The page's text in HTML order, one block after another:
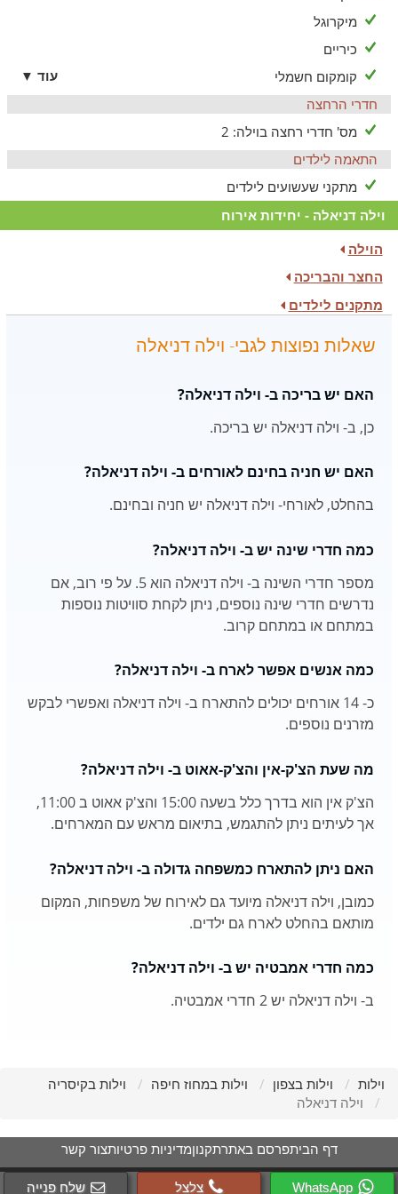
מטיילים באזור ומשדרגים את החופשה
בקרבת הוילה שלל אטרקציות לכל המשפחה:
אמפי קיסריה
ארמון האוליגרך
פארק רמת הנדיב
רצועת חוף מהממת
סיורי יקבים, מוזיאונים וגלריות אמנות בזכרון יעקב
טיולי טרקטורונים בשטח
ועוד...
מיקרוגל
כיריים
קומקום חשמלי
עוד ▼
חדרי הרחצה
מס' חדרי רחצה בוילה: 2
התאמה לילדים
מתקני שעשועים לילדים
וילה דניאלה - יחידות אירוח
הוילה
החצר והבריכה
מתקנים לילדים
שאלות נפוצות לגבי- וילה דניאלה
האם יש בריכה ב- וילה דניאלה?
כן, ב- וילה דניאלה יש בריכה.
האם יש חניה בחינם לאורחים ב- וילה דניאלה?
בהחלט, לאורחי- וילה דניאלה יש חניה ובחינם.
כמה חדרי שינה יש ב- וילה דניאלה?
מספר חדרי השינה ב- וילה דניאלה הוא 5. על פי רוב, אם
נדרשים חדרי שינה נוספים, ניתן לקחת סוויטות נוספות
במתחם או במתחם קרוב.
כמה אנשים אפשר לארח ב- וילה דניאלה?
כ- 14 אורחים יכולים להתארח ב- וילה דניאלה ואפשרי לבקש
מזרנים נוספים.
מה שעת הצ'ק-אין והצ'ק-אאוט ב- וילה דניאלה?
הצ'ק אין הוא בדרך כלל בשעה 15:00 והצ'ק אאוט ב 11:00,
אך לעיתים ניתן להתגמש, בתיאום מראש עם המארחים.
האם ניתן להתארח כמשפחה גדולה ב- וילה דניאלה?
כמובן, וילה דניאלה מיועד גם לאירוח של משפחות, המקום
מותאם בהחלט לארח גם ילדים.
כמה חדרי אמבטיה יש ב- וילה דניאלה?
ב- וילה דניאלה יש 2 חדרי אמבטיה.
WhatsApp צלצל שלח פנייה
וילות וילות בצפון וילות במחוז חיפה
וילות בקיסריה
וילה דניאלה
דף הביתפרסם באתרתקנוןמדיניות פרטיותצור קשר